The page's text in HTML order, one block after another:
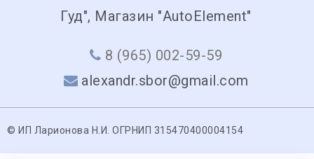
Гуд", Магазин "AutoElement"
8 (965) 002-59-59
alexandr.sbor@gmail.com
© ИП Ларионова Н.И. ОГРНИП 315470400004154